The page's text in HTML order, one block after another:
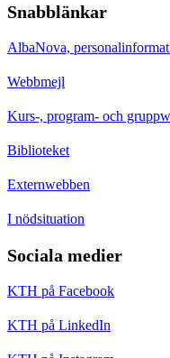
Snabblänkar
AlbaNova,
Webbmejl
Kurs-, program- och
Biblioteket
Externwebben
I nödsituation
Sociala medier
KTH på Facebook
KTH på LinkedIn